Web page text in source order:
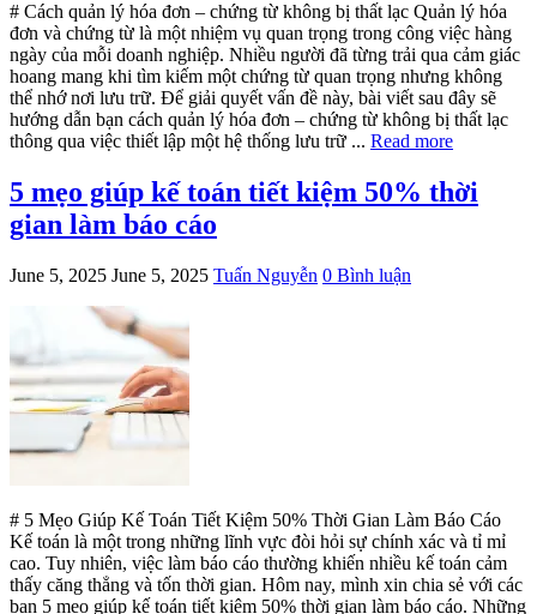
# Cách quản lý hóa đơn – chứng từ không bị thất lạc Quản lý hóa
đơn và chứng từ là một nhiệm vụ quan trọng trong công việc hàng
ngày của mỗi doanh nghiệp. Nhiều người đã từng trải qua cảm giác
hoang mang khi tìm kiếm một chứng từ quan trọng nhưng không
thể nhớ nơi lưu trữ. Để giải quyết vấn đề này, bài viết sau đây sẽ
hướng dẫn bạn cách quản lý hóa đơn – chứng từ không bị thất lạc
thông qua việc thiết lập một hệ thống lưu trữ ... Read more
5 mẹo giúp kế toán tiết kiệm 50% thời
gian làm báo cáo
June 5, 2025 June 5, 2025 Tuấn Nguyễn 0 Bình luận
# 5 Mẹo Giúp Kế Toán Tiết Kiệm 50% Thời Gian Làm Báo Cáo
Kế toán là một trong những lĩnh vực đòi hỏi sự chính xác và tỉ mỉ
cao. Tuy nhiên, việc làm báo cáo thường khiến nhiều kế toán cảm
thấy căng thẳng và tốn thời gian. Hôm nay, mình xin chia sẻ với các
bạn 5 mẹo giúp kế toán tiết kiệm 50% thời gian làm báo cáo. Những